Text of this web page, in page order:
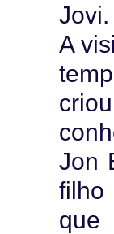
Jovi.
A
Jon
filho
que